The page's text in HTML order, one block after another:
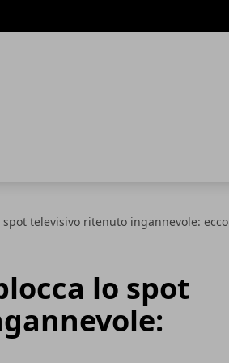
televisivo ritenuto ingannevole: ecco
lo spot